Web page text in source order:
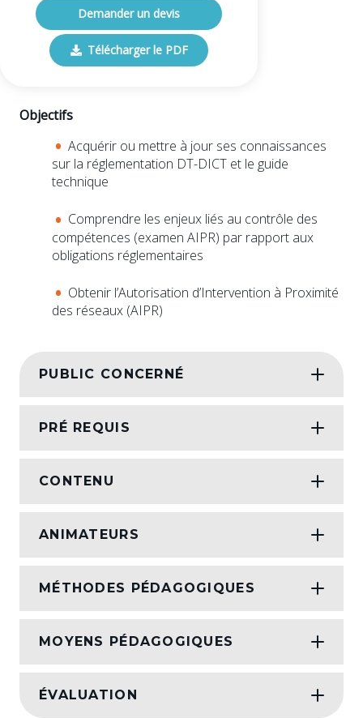
Objectifs
Acquérir ou mettre à jour ses connaissances
sur la réglementation DT-DICT et le guide
technique
Comprendre les enjeux liés au contrôle des
compétences (examen AIPR) par rapport aux
obligations réglementaires
Obtenir l’Autorisation d’Intervention à Proximité
des réseaux (AIPR)
PUBLIC CONCERNÉ
PRÉ REQUIS
CONTENU
ANIMATEURS
MÉTHODES PÉDAGOGIQUES
MOYENS PÉDAGOGIQUES
ÉVALUATION
Demander un devis
Télécharger le PDF